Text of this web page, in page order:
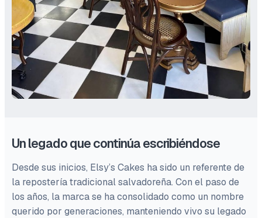
Un legado que continúa escribiéndose
Desde sus inicios, Elsy’s Cakes ha sido un referente de
la repostería tradicional salvadoreña. Con el paso de
los años, la marca se ha consolidado como un nombre
querido por generaciones, manteniendo vivo su legado